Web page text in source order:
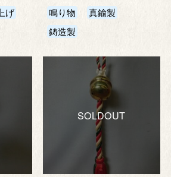
げ
鳴り物
真鍮製
鋳造製
SOLDOUT